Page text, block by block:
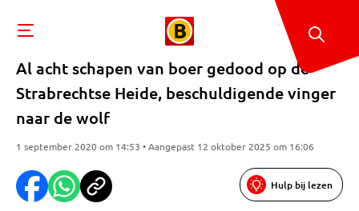
Al acht schapen van boer gedood op de
Strabrechtse Heide, beschuldigende vinger
naar de wolf
1 september 2020 om 14:53 • Aangepast 12 oktober 2025 om 16:06
Hulp bij lezen